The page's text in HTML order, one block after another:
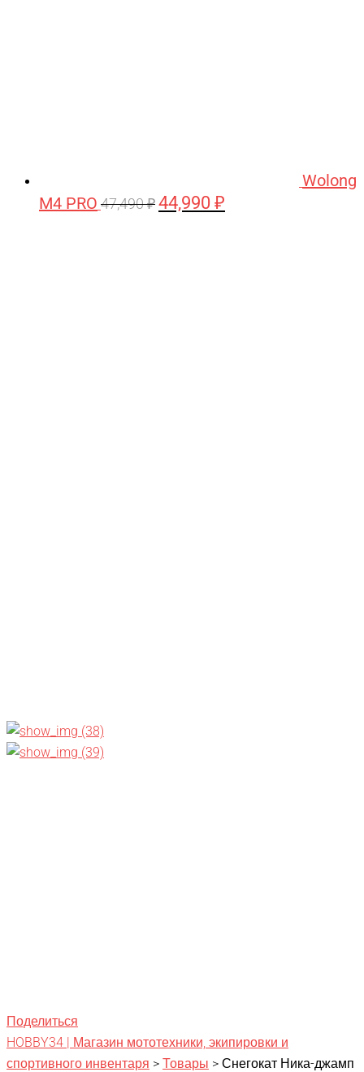
Wolong
M4 PRO 47,490₽ Первоначальная
44,990 ₽
Поделиться
HOBBY34 | Магазин мототехники, экипировки и
спортивного инвентаря > Товары > Снегокат Ника-джамп